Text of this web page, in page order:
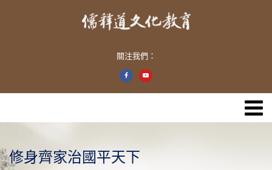
關注我們：
修身齊家治國平天下